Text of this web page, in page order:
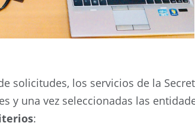
solicitudes, los servicios de la
y una vez seleccionadas las
: